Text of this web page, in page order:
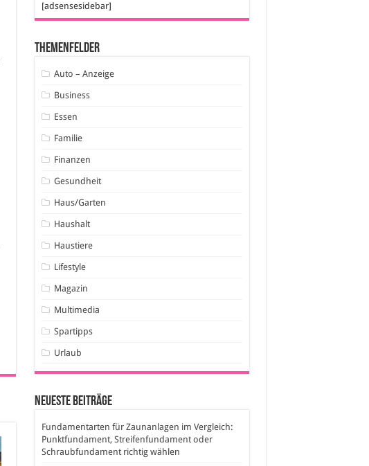
[adsensesidebar]
Themenfelder
Auto – Anzeige
Business
Essen
Familie
Finanzen
Gesundheit
Haus/Garten
Haushalt
Haustiere
Lifestyle
Magazin
Multimedia
Spartipps
Urlaub
Neueste Beiträge
Fundamentarten für Zaunanlagen im Vergleich:
Punktfundament, Streifenfundament oder
Schraubfundament richtig wählen